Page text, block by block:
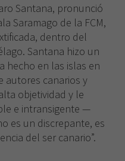
Santana, pronunció
Saramago de la FCM,
dentro del
Santana hizo un
hecho en las islas en
autores canarios y
objetividad y le
e intransigente —
es un discrepante, es
del ser canario”.